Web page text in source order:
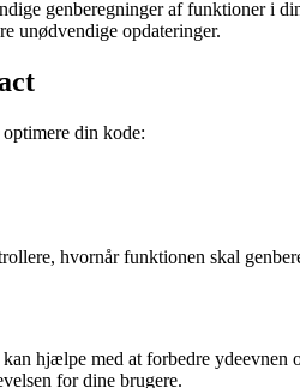
genberegninger af funktioner i
unødvendige opdateringer.
din kode:
hvornår funktionen skal
hjælpe med at forbedre
for dine brugere.